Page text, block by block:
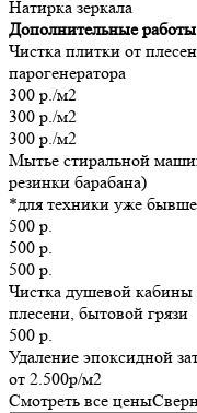
Натирка зеркала
Дополнительные
Чистка плитки от
парогенератора
300 р./м2
300 р./м2
300 р./м2
Мытье стиральной
резинки барабана)
*для техники уже
500 р.
500 р.
500 р.
Чистка душевой кабины
плесени, бытовой грязи
500 р.
Удаление эпоксидной
от 2.500р/м2
Смотреть все цены